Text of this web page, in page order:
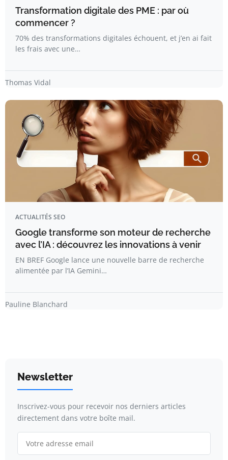
Transformation digitale des PME : par où
commencer ?
70% des transformations digitales échouent, et j’en ai fait
les frais avec une…
Thomas Vidal
ACTUALITÉS SEO
Google transforme son moteur de recherche
avec l’IA : découvrez les innovations à venir
EN BREF Google lance une nouvelle barre de recherche
alimentée par l’IA Gemini…
Pauline Blanchard
Newsletter
Inscrivez-vous pour recevoir nos derniers articles
directement dans votre boîte mail.